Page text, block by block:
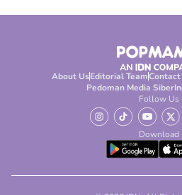
About UsEditorial Team
Pedoman Media Siber
Follow Us
Download